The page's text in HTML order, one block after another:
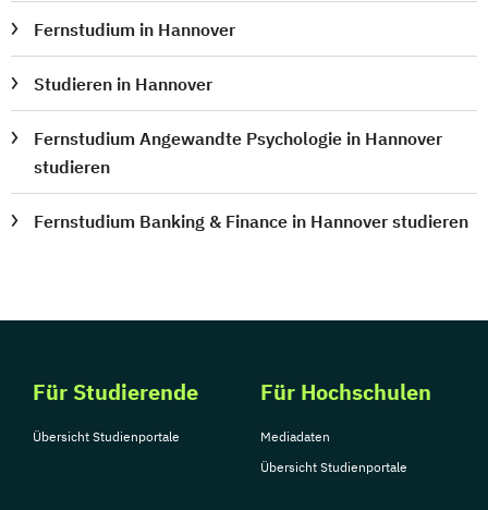
Fernstudium in Hannover
Studieren in Hannover
Fernstudium Angewandte Psychologie in Hannover
studieren
Fernstudium Banking & Finance in Hannover studieren
Für Studierende
Übersicht Studienportale
Für Hochschulen
Mediadaten
Übersicht Studienportale